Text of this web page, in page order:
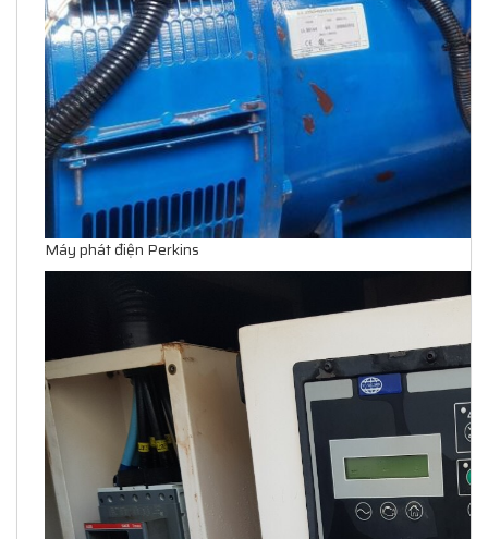
Máy phát điện Perkins